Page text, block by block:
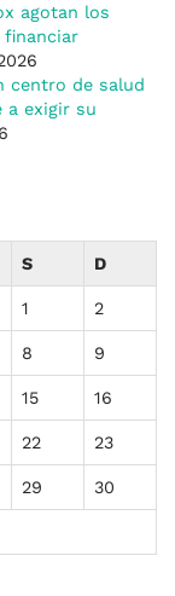
agotan los
financiar
centro de salud
a exigir su
S D
1 2
8 9
15 16
22 23
29 30